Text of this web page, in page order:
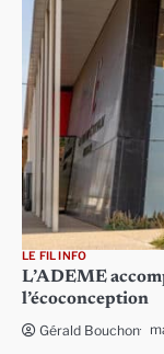
LE FIL INFO
L’ADEME
l’écoconception
Gérald Bouchon